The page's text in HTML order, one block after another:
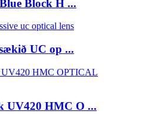
Block H ...
UC op ...
UV420 HMC O ...